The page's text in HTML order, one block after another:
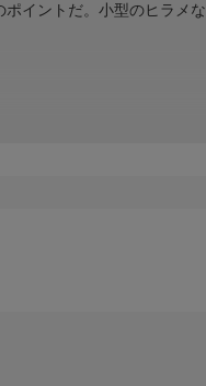
イントだ。小型のヒラメな